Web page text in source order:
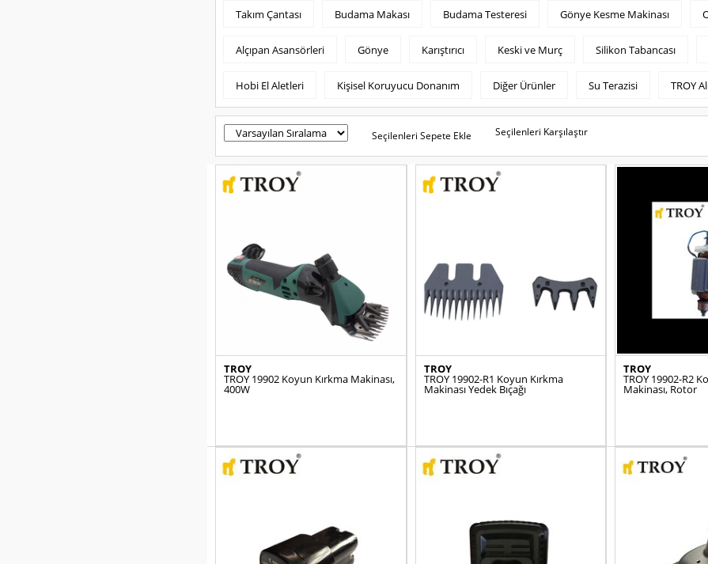
Takım Çantası Budama Makası Budama Testeresi Gönye Kesme Makinası
Alçıpan Asansörleri Gönye Karıştırıcı Keski ve Murç Silikon Tabancası
Hobi El Aletleri Kişisel Koruyucu Donanım Diğer Ürünler Su Terazisi TROY
Seçilenleri Sepete Ekle Seçilenleri Karşılaştır
TROY
TROY 19902 Koyun Kırkma Makinası,
400W
TROY
TROY 19902-R1 Koyun Kırkma
Makinası Yedek Bıçağı
TROY
TROY 19902-R2
Makinası, Rotor